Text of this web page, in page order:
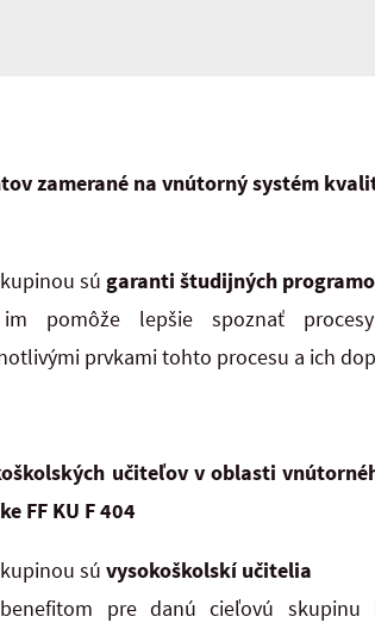
zamerané na vnútorný systém
sú garanti študijných
pomôže lepšie spoznať
prvkami tohto procesu a ich
učiteľov v oblasti
FF KU F 404
sú vysokoškolskí učitelia
pre danú cieľovú